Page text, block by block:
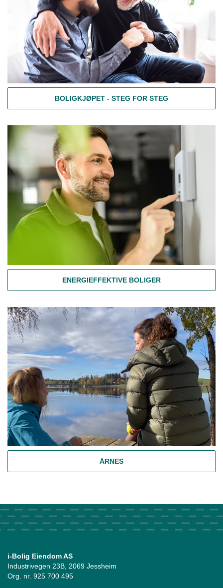
BOLIGKJØPET - STEG FOR STEG
ENERGIEFFEKTIVE BOLIGER
ÅRNES
i-Bolig Eiendom AS
Industrivegen 23B, 2069 Jessheim
Org. nr. 925 700 495